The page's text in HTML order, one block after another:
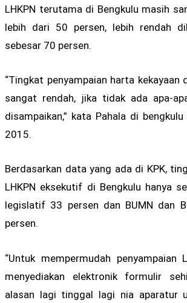
LHKPN terutama di Bengkulu masih
lebih dari 50 persen, lebih rendah
sebesar 70 persen.
“Tingkat penyampaian harta kekayaan
sangat rendah, jika tidak ada apa-
disampaikan,” kata Pahala di
2015.
Berdasarkan data yang ada di KPK,
LHKPN eksekutif di Bengkulu hanya
legislatif 33 persen dan BUMN dan
persen.
“Untuk mempermudah penyampaian
menyediakan elektronik formulir
alasan lagi tinggal lagi nia aparatur